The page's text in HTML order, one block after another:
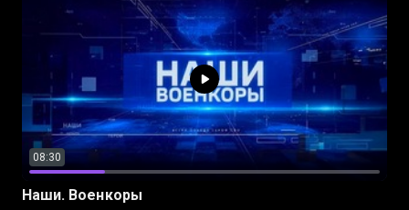
08:30
Наши. Военкоры